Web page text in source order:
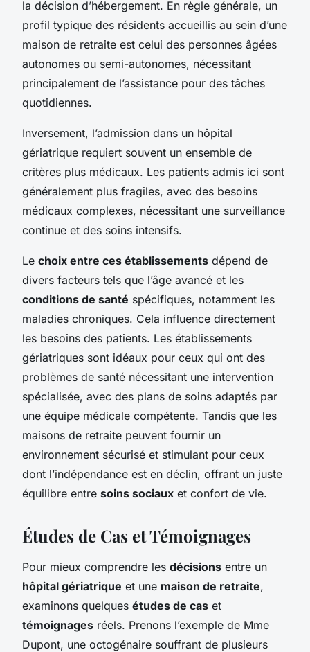
la décision d’hébergement. En règle générale, un
profil typique des résidents accueillis au sein d’une
maison de retraite est celui des personnes âgées
autonomes ou semi-autonomes, nécessitant
principalement de l’assistance pour des tâches
quotidiennes.
Inversement, l’admission dans un hôpital
gériatrique requiert souvent un ensemble de
critères plus médicaux. Les patients admis ici sont
généralement plus fragiles, avec des besoins
médicaux complexes, nécessitant une surveillance
continue et des soins intensifs.
Le choix entre ces établissements dépend de
divers facteurs tels que l’âge avancé et les
conditions de santé spécifiques, notamment les
maladies chroniques. Cela influence directement
les besoins des patients. Les établissements
gériatriques sont idéaux pour ceux qui ont des
problèmes de santé nécessitant une intervention
spécialisée, avec des plans de soins adaptés par
une équipe médicale compétente. Tandis que les
maisons de retraite peuvent fournir un
environnement sécurisé et stimulant pour ceux
dont l’indépendance est en déclin, offrant un juste
équilibre entre soins sociaux et confort de vie.
Études de Cas et Témoignages
Pour mieux comprendre les décisions entre un
hôpital gériatrique et une maison de retraite,
examinons quelques études de cas et
témoignages réels. Prenons l’exemple de Mme
Dupont, une octogénaire souffrant de plusieurs